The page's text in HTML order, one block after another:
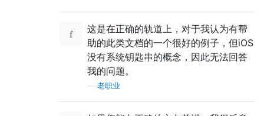
这是在正确的轨道上，对于我认为有帮
助的此类文档的一个很好的例子，但iOS
没有系统钥匙串的概念，因此无法回答
我的问题。
老职业